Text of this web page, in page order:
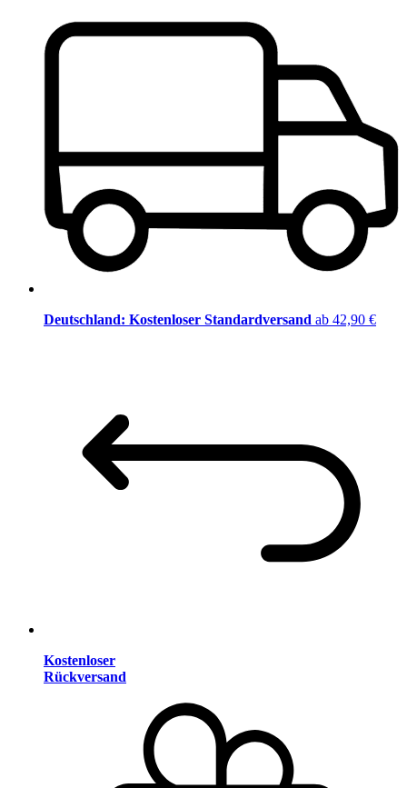
Deutschland: Kostenloser Standardversand ab 42,90 €
Kostenloser
Rückversand